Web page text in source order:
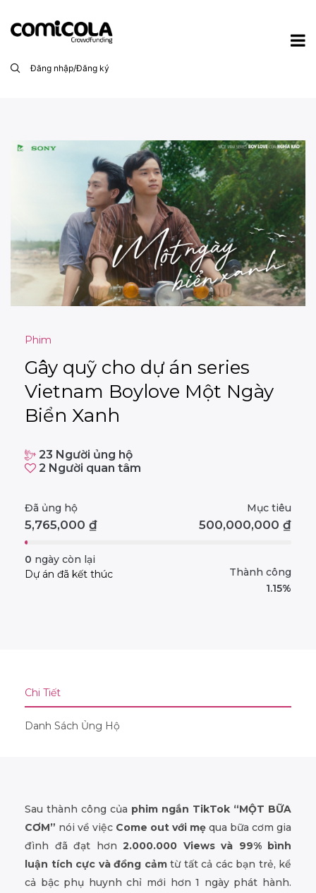
Đăng nhập/Đăng ký
Phim
Gây quỹ cho dự án series
Vietnam Boylove Một Ngày
Biển Xanh
23 Người ủng hộ
2 Người quan tâm
5,765,000 ₫
Đã ủng hộ
500,000,000 ₫
Mục tiêu
0 ngày còn lại
1.15%
Thành công
Dự án đã kết thúc
Chi Tiết
Danh Sách Ủng Hộ
Sau thành công của phim ngắn TikTok “MỘT BỮA
CƠM” nói về việc Come out với mẹ qua bữa cơm gia
đình đã đạt hơn 2.000.000 Views và 99% bình
luận tích cực và đồng cảmtừ tất cả các bạn trẻ, kể
cả bậc phụ huynh chỉ mới hơn 1 ngày phát hành.